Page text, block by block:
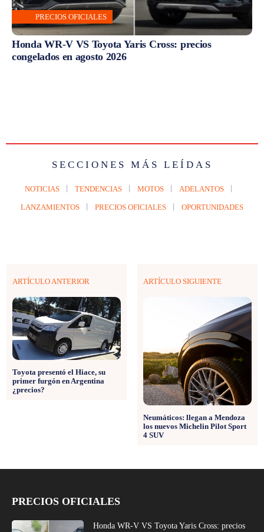
PRECIOS OFICIALES
Honda WR-V VS Toyota Yaris Cross: precios
congelados en agosto 2026
SECCIONES MÁS LEÍDAS
NOTICIAS TENDENCIAS MOTOS ADELANTOS
LANZAMIENTOS PRECIOS OFICIALES OPORTUNIDADES
ARTÍCULO ANTERIOR
Toyota presentó el Hiace, su
primer furgón en Argentina
¿precios?
ARTÍCULO SIGUIENTE
Neumáticos: llegan a Mendoza
los nuevos Michelin Pilot Sport
4 SUV
PRECIOS OFICIALES
Honda WR-V VS Toyota Yaris Cross: precios